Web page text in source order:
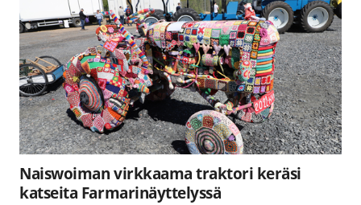
Naiswoiman virkkaama traktori keräsi
katseita Farmarinäyttelyssä